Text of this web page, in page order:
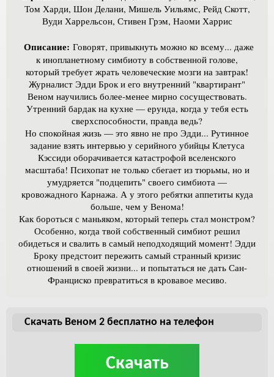
Том Харди, Шон Делани, Мишель Уильямс, Рейд Скотт,
Вуди Харрельсон, Стивен Грэм, Наоми Харрис
Описание: Говорят, привыкнуть можно ко всему... даже
к инопланетному симбиоту в собственной голове,
который требует жрать человеческие мозги на завтрак!
Журналист Эдди Брок и его внутренний "квартирант"
Веном научились более-менее мирно сосуществовать.
Утренний бардак на кухне — ерунда, когда у тебя есть
сверхспособности, правда ведь?
Но спокойная жизь — это явно не про Эдди... Рутинное
задание взять интервью у серийного убийцы Клетуса
Кэссиди оборачивается катастрофой вселенского
масштаба! Психопат не только сбегает из тюрьмы, но и
умудряется "подцепить" своего симбиота —
кровожадного Карнажа. А у этого ребятки аппетиты куда
больше, чем у Венома!
Как бороться с маньяком, который теперь стал монстром?
Особенно, когда твой собственный симбиот решил
обидеться и свалить в самый неподходящий момент! Эдди
Броку предстоит пережить самый странный кризис
отношений в своей жизни... и попытаться не дать Сан-
Франциско превратиться в кровавое месиво.
Скачать Веном 2 бесплатно на телефон
Скачать